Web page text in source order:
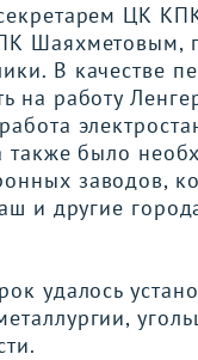
ЦК
Шаяхметовым,
В качестве
на работу
также было
заводов,
и другие
удалось